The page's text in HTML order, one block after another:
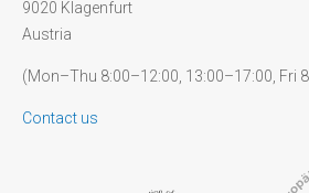
9020 Klagenfurt
Austria
(Mon–Thu 8:00–12:00, 13:00–17:00, Fri
Contact us